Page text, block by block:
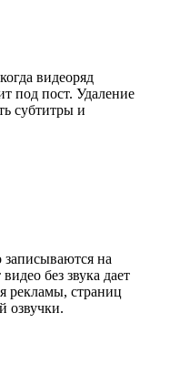
видеоряд
под пост. Удаление
субтитры и
на
без звука дает
рекламы, страниц
озвучки.